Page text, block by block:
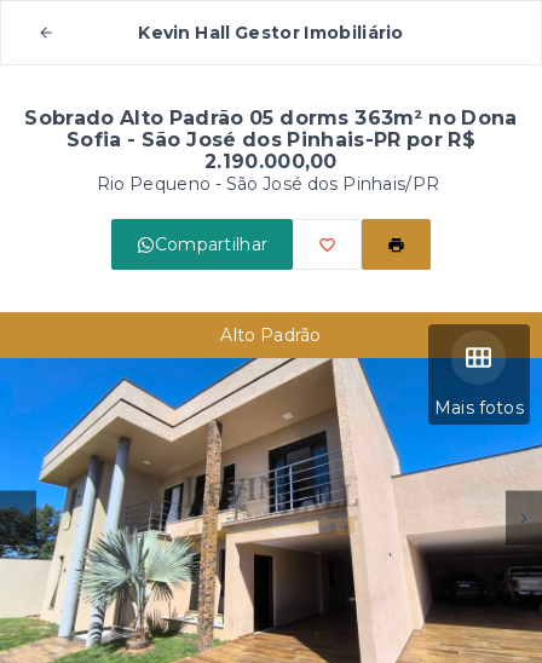
Kevin Hall Gestor Imobiliário
Sobrado Alto Padrão 05 dorms 363m² no Dona
Sofia - São José dos Pinhais-PR por R$
2.190.000,00
Rio Pequeno - São José dos Pinhais/PR
Compartilhar
Mais fotos
Alto Padrão